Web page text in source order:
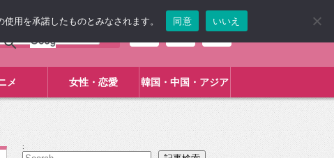
メ 女性・恋愛 韓国・中国・アジア
:
用を承諾したものとみなされます。 同意 いいえ